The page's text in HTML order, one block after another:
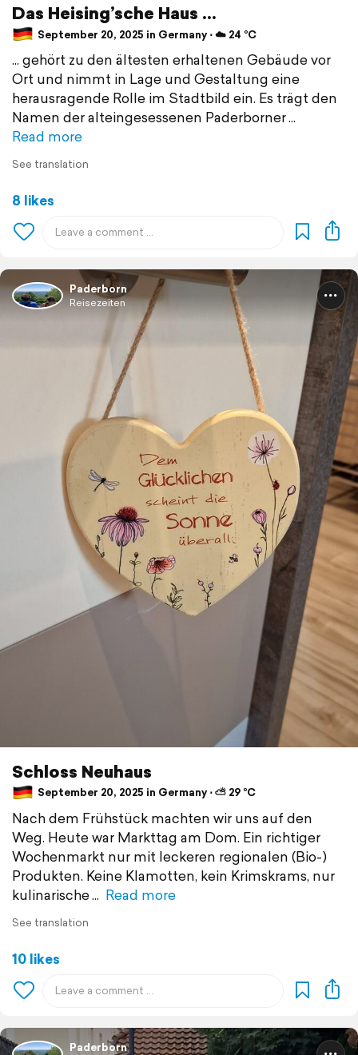
Das Heising’sche Haus ...
September 20, 2025 in Germany ⋅ ☁️ 24 °C
... gehört zu den ältesten erhaltenen Gebäude vor
Ort und nimmt in Lage und Gestaltung eine
herausragende Rolle im Stadtbild ein. Es trägt den
Namen der alteingesessenen Paderborner
Read more
See translation
8 likes
Paderborn
Reisezeiten
Schloss Neuhaus
September 20, 2025 in Germany ⋅ ⛅ 29 °C
Nach dem Frühstück machten wir uns auf den
Weg. Heute war Markttag am Dom. Ein richtiger
Wochenmarkt nur mit leckeren regionalen (Bio-)
Produkten. Keine Klamotten, kein Krimskrams, nur
kulinarische
Read more
See translation
10 likes
Paderborn